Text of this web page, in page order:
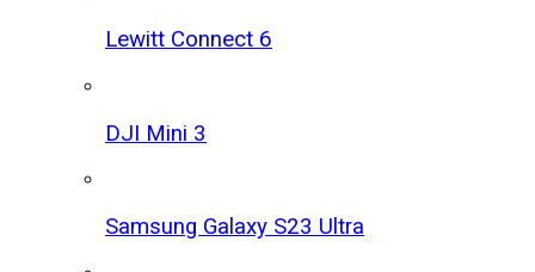
Lewitt Connect 6
DJI Mini 3
Samsung Galaxy S23 Ultra